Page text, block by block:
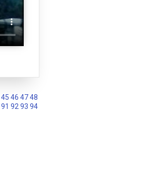
45 46 47 48
91 92 93 94